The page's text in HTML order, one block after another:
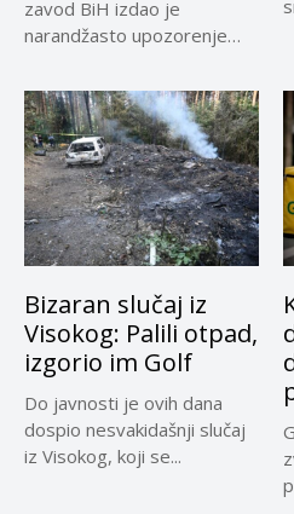
zavod BiH izdao je
narandžasto upozorenje
temperature...
Bizaran slučaj iz
Visokog: Palili otpad,
izgorio im Golf
Do javnosti je ovih dana
dospio nesvakidašnji slučaj
iz Visokog, koji se...